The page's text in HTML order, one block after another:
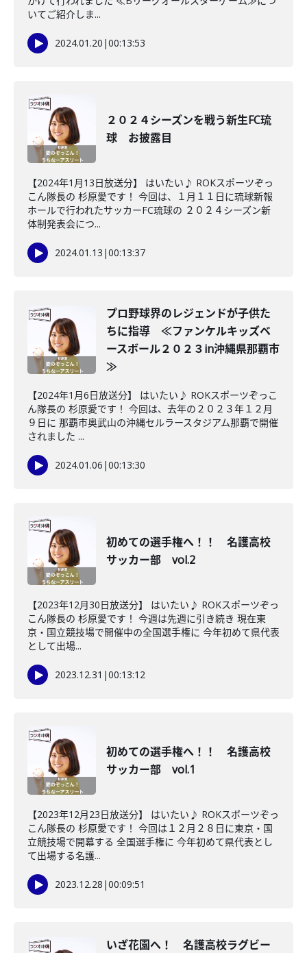
いてご紹介しま...
2024.01.20 |00:13:53
２０２４シーズンを戦う新生FC琉
球 お披露目
【2024年1月13日放送分】 はいたい♪ ROKスポーツぞっ
こん隊長の 杉原愛です！ 今回は、１月１１日に琉球新報
ホールで行われたサッカーFC琉球の ２０２４シーズン新
体制発表会につ...
2024.01.13 |00:13:37
プロ野球界のレジェンドが子供た
ちに指導 ≪ファンケルキッズベ
ースボール２０２３in沖縄県那覇市
≫
【2024年1月6日放送分】 はいたい♪ ROKスポーツぞっこ
ん隊長の 杉原愛です！ 今回は、去年の２０２３年１２月
９日に 那覇市奥武山の沖縄セルラースタジアム那覇で開催
されました ...
2024.01.06 |00:13:30
初めての選手権へ！！ 名護高校
サッカー部 vol.2
【2023年12月30日放送分】 はいたい♪ ROKスポーツぞっ
こん隊長の 杉原愛です！ 今週は先週に引き続き 現在東
京・国立競技場で開催中の全国選手権に 今年初めて県代表
として出場...
2023.12.31 |00:13:12
初めての選手権へ！！ 名護高校
サッカー部 vol.1
【2023年12月23日放送分】 はいたい♪ ROKスポーツぞっ
こん隊長の 杉原愛です！ 今回は１２月２８日に東京・国
立競技場で開幕する 全国選手権に 今年初めて県代表とし
て出場する名護...
2023.12.28 |00:09:51
いざ花園へ！ 名護高校ラグビー